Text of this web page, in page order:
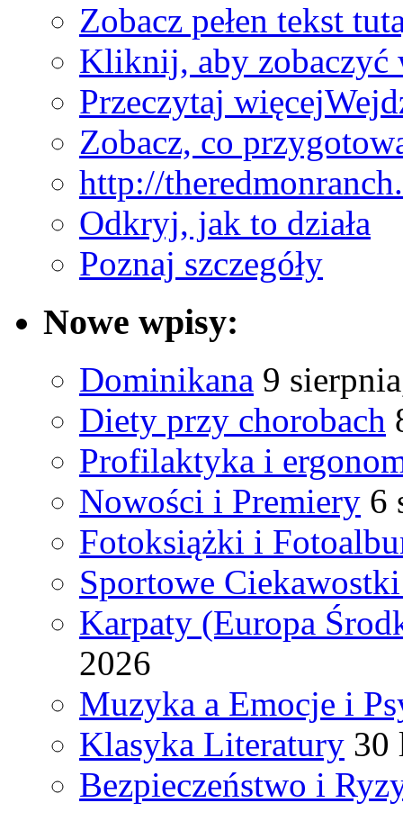
Zobacz pełen tekst
Kliknij, aby zobaczyć
Przeczytaj więcej
Zobacz, co
http://
Odkryj, jak to działa
Poznaj szczegóły
Nowe wpisy:
Dominikana 9
Diety przy chorobach
Profilaktyka i
Nowości i Premiery 6
Fotoksiążki i
Sportowe
Karpaty (Europa
2026
Muzyka a Emocje i
Klasyka Literatury 30
Bezpieczeństwo i